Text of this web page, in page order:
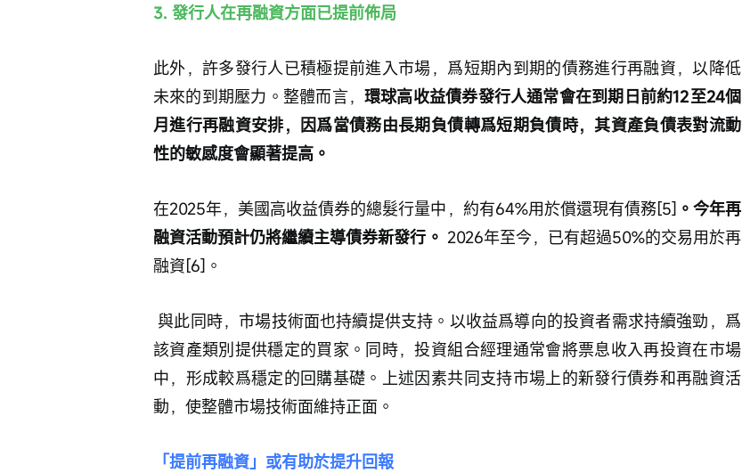
3. 發行人在再融資方面已提前佈局
此外，許多發行人已積極提前進入市場，爲短期內到期的債務進行再融資，以降低
未來的到期壓力。整體而言， 環球高收益債券發行人通常會在到期日前約12至24個
月進行再融資安排，因爲當債務由長期負債轉爲短期負債時，其資產負債表對流動
性的敏感度會顯著提高。
在2025年，美國高收益債券的總髮行量中，約有64%用於償還現有債務[5] 。今年再
融資活動預計仍將繼續主導債券新發行。 2026年至今，已有超過50%的交易用於再
融資[6]。
與此同時，市場技術面也持續提供支持。以收益爲導向的投資者需求持續強勁，爲
該資產類別提供穩定的買家。同時，投資組合經理通常會將票息收入再投資在市場
中，形成較爲穩定的回購基礎。上述因素共同支持市場上的新發行債券和再融資活
動，使整體市場技術面維持正面。
「提前再融資」或有助於提升回報